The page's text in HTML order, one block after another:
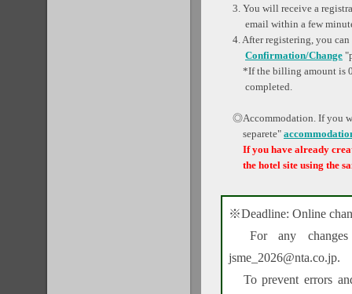
3. You will receive a
email within a few
4. After registering, you
Confirmation/Change
*If the billing amount is 0
completed.
◎Accommodation. If you
separete"
If you have already
the hotel site using the
※Deadline: Online
For any changes
jsme_2026@nta.co.jp.
To prevent errors